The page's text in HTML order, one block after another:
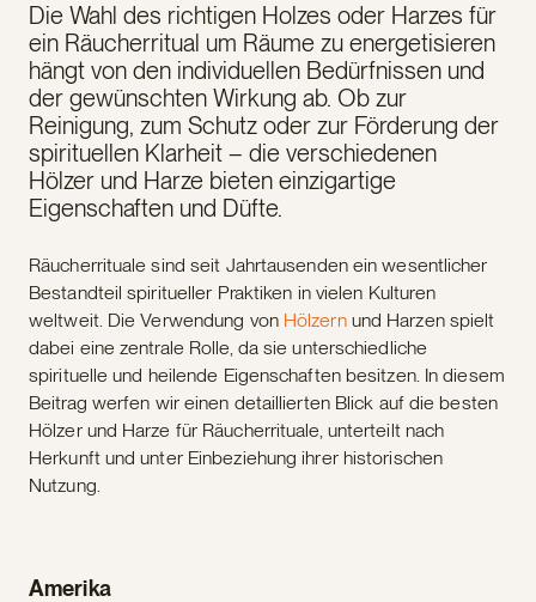
Die Wahl des richtigen Holzes oder Harzes für
ein Räucherritual um Räume zu energetisieren
hängt von den individuellen Bedürfnissen und
der gewünschten Wirkung ab. Ob zur
Reinigung, zum Schutz oder zur Förderung der
spirituellen Klarheit – die verschiedenen
Hölzer und Harze bieten einzigartige
Eigenschaften und Düfte.
Räucherrituale sind seit Jahrtausenden ein wesentlicher
Bestandteil spiritueller Praktiken in vielen Kulturen
weltweit. Die Verwendung von Hölzernund Harzen spielt
dabei eine zentrale Rolle, da sie unterschiedliche
spirituelle und heilende Eigenschaften besitzen. In diesem
Beitrag werfen wir einen detaillierten Blick auf die besten
Hölzer und Harze für Räucherrituale, unterteilt nach
Herkunft und unter Einbeziehung ihrer historischen
Nutzung.
Amerika